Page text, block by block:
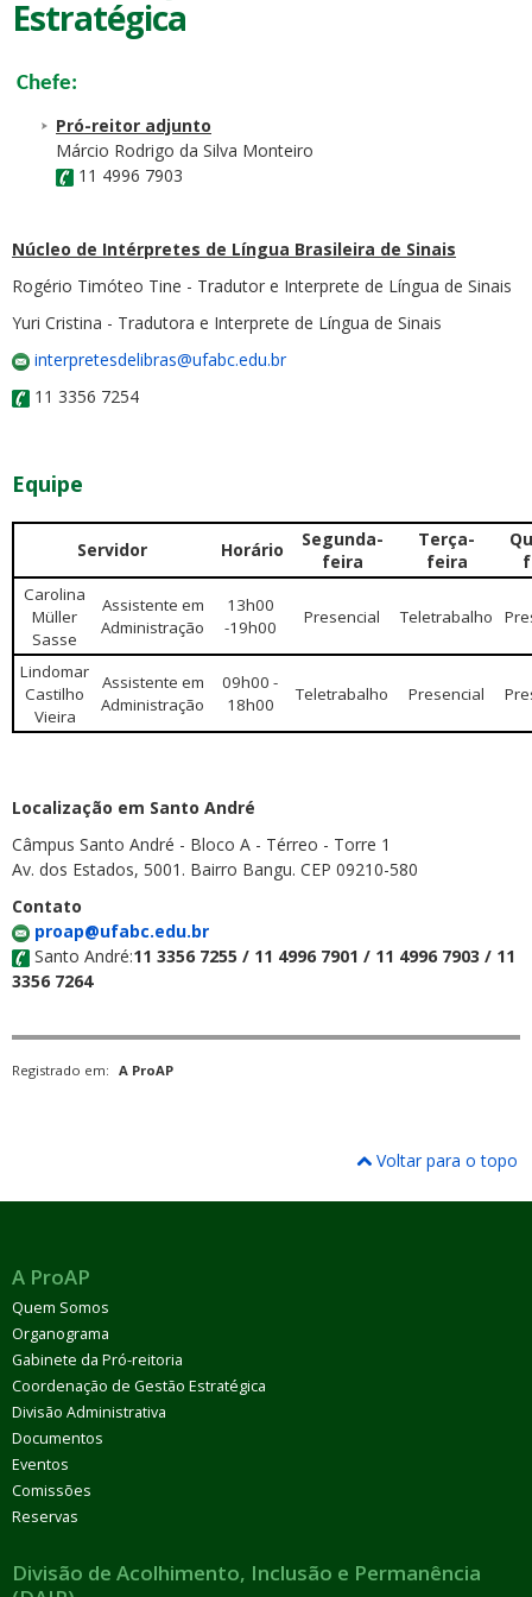
Estratégica
Chefe:
Pró-reitor adjunto
Márcio Rodrigo da Silva Monteiro
11 4996 7903
Núcleo de Intérpretes de Língua Brasileira de Sinais
Rogério Timóteo Tine - Tradutor e Interprete de Língua de Sinais
Yuri Cristina - Tradutora e Interprete de Língua de Sinais
interpretesdelibras@ufabc.edu.br
11 3356 7254
Equipe
Servidor Horário
Segunda-
feira
Terça-
feira
Carolina
Müller
Sasse
Assistente em
Administração
13h00
-19h00
Presencial Teletrabalho
Lindomar
Castilho
Vieira
Assistente em
Administração
09h00 -
18h00
Teletrabalho Presencial
Localização em Santo André
Câmpus Santo André - Bloco A - Térreo - Torre 1
Av. dos Estados, 5001. Bairro Bangu. CEP 09210-580
Contato
proap@ufabc.edu.br
Santo André:11 3356 7255 / 11 4996 7901 / 11 4996 7903 / 11
3356 7264
Registrado em: A ProAP
Voltar para o topo
A ProAP
Quem Somos
Organograma
Gabinete da Pró-reitoria
Coordenação de Gestão Estratégica
Divisão Administrativa
Documentos
Eventos
Comissões
Reservas
Divisão de Acolhimento, Inclusão e Permanência